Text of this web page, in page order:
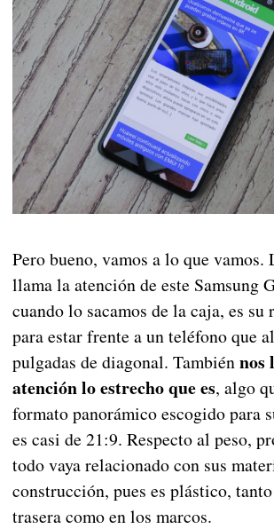
Pero bueno, vamos a lo que vamos.
llama la atención de este Samsung
cuando lo sacamos de la caja, es su
para estar frente a un teléfono que
pulgadas de diagonal. Tambiénnos
atención lo estrecho que es, algo
formato panorámico escogido para
es casi de 21:9. Respecto al peso,
todo vaya relacionado con sus
construcción, pues es plástico,
trasera como en los marcos.